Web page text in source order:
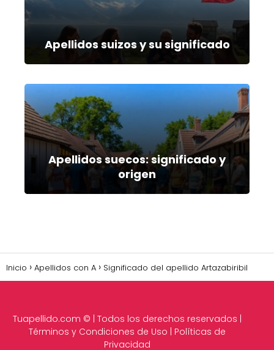
Apellidos suizos y su significado
Apellidos suecos: significado y
origen
Inicio Apellidos con A Significado del apellido Artazabiribil
Tuapellido.com © | Todos los derechos reservados |
Términos y Condiciones de Uso
Políticas de
Privacidad